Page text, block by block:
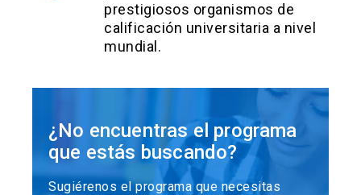
prestigiosos organismos de
calificación universitaria a nivel
mundial.
¿No encuentras el programa
que estás buscando?
Sugiérenos el programa que necesitas